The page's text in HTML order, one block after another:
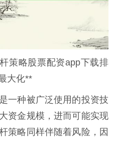
策略股票配资app下载排
大化**
一种被广泛使用的投资技
资金规模，进而可能实现
策略同样伴随着风险，因